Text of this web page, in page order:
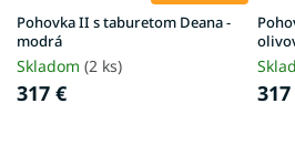
Pohovka II s taburetom Deana -
modrá
Skladom (2 ks)
317 €